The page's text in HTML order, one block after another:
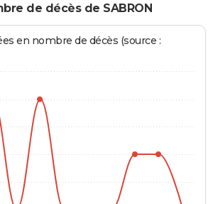
de décès de SABRON
en nombre de décès (source :